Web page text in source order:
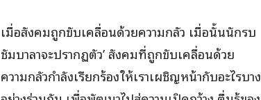
เมื่อสังคมถูกขับเคลื่อนด้วยความกลัว เมื่อนั้นนักรบ
ชัมบาลาจะปรากฏตัว’​ สังคมที่ถูกขับเคลื่อนด้วย
ความกลัวกำลังเรียกร้องให้เราเผชิญหน้ากับอะไรบาง